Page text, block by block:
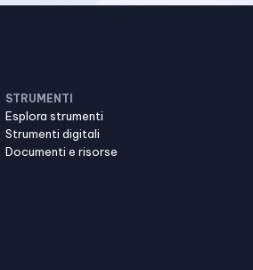
STRUMENTI
Esplora strumenti
Strumenti digitali
Documenti e risorse